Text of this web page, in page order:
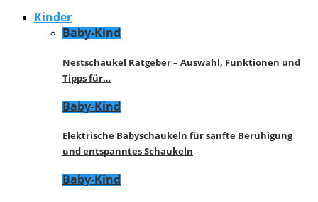
Kinder
Baby-Kind
Nestschaukel Ratgeber – Auswahl, Funktionen und
Tipps für…
Baby-Kind
Elektrische Babyschaukeln für sanfte Beruhigung
und entspanntes Schaukeln
Baby-Kind